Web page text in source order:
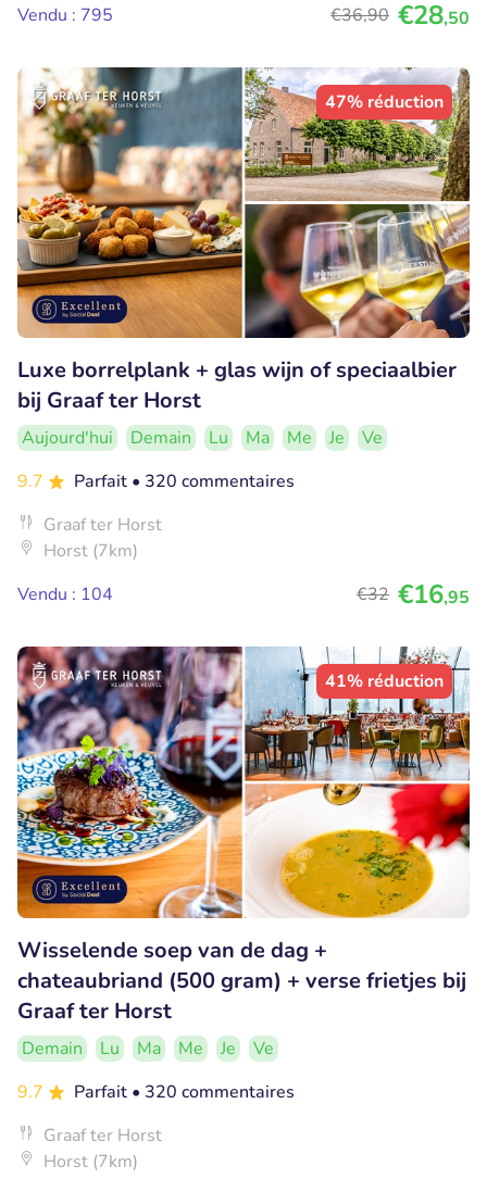
Vendu : 795 €36,90 €28,50
47% réduction
Luxe borrelplank + glas wijn of speciaalbier
bij Graaf ter Horst
Aujourd'hui Demain Lu Ma Me Je
Ve
9.7
Parfait • 320 commentaires
Graaf ter Horst
Horst (7km)
Vendu : 104
€32 €16,95
41% réduction
Wisselende soep van de dag +
chateaubriand (500 gram) + verse frietjes bij
Graaf ter Horst
Demain Lu Ma Me Je
Ve
9.7
Parfait • 320 commentaires
Graaf ter Horst
Horst (7km)